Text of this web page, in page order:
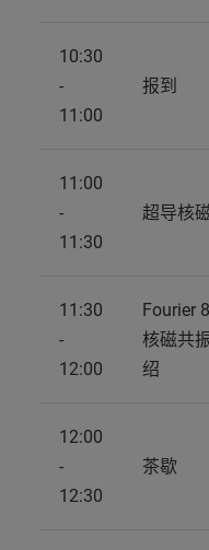
10:30
-
11:00
报到
11:00
-
11:30
超导核
11:30
-
12:00
Fourier
核磁共
绍
12:00
-
12:30
茶歇